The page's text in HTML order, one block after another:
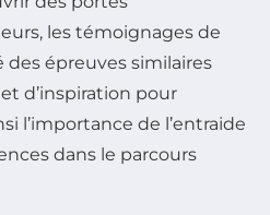
les témoignages de
épreuves similaires
d’inspiration pour
l’importance de l’entraide
dans le parcours